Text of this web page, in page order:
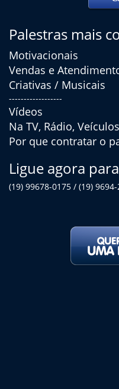
Palestras mais
Motivacionais
Vendas e
Criativas / Musicais
------------------
Vídeos
Na TV, Rádio,
Por que contratar o
Ligue agora
(19) 99678-0175 / (19)